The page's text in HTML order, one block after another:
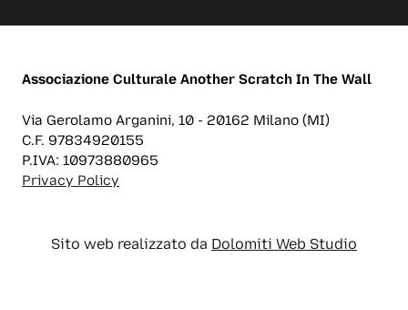
Associazione Culturale Another Scratch In The Wall
Via Gerolamo Arganini, 10 - 20162 Milano (MI)
C.F. 97834920155
P.IVA: 10973880965
Privacy Policy
Sito web realizzato da Dolomiti Web Studio